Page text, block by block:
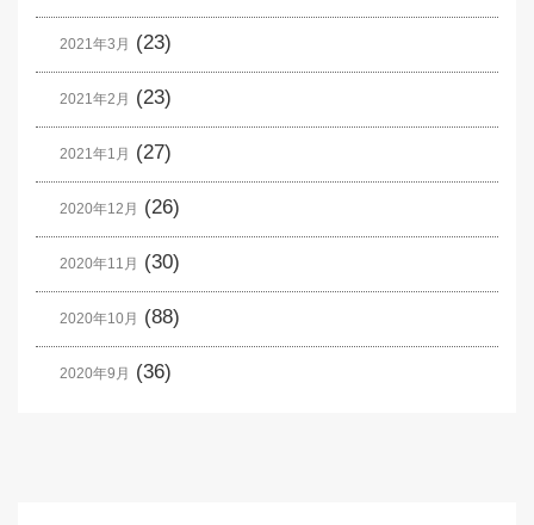
2021年3月 (23)
2021年2月 (23)
2021年1月 (27)
2020年12月 (26)
2020年11月 (30)
2020年10月 (88)
2020年9月 (36)